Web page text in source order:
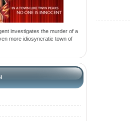
investigates the murder of a
more idiosyncratic town of